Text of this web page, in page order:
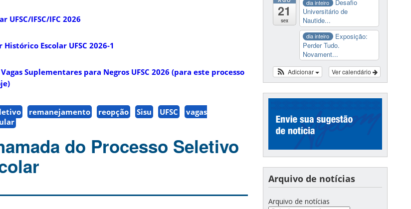
UFSC/IFSC/IFC 2026
Escolar UFSC 2026-1
Suplementares para Negros UFSC 2026 (para este processo
remanejamento reopção Sisu UFSC
vagas
do Processo Seletivo
21
sex
dia inteiro
Desafio
Universitário de
Nautide...
dia inteiro
Exposição:
Perder Tudo.
Novament...
Ver calendário
Adicionar
Arquivo de notícias
Arquivo de notícias